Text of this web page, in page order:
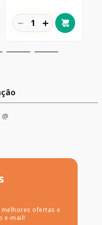
＋
－
ofertas e
e-mail!